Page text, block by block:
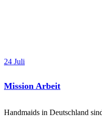
24 Juli
Mission Arbeit
Handmaids in Deutschland